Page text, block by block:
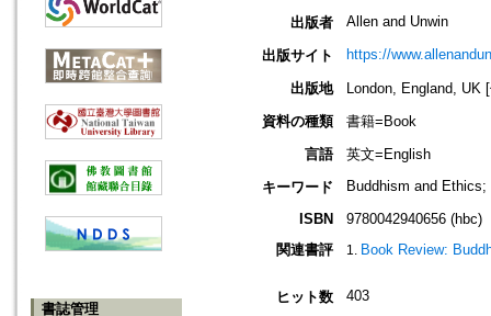
書誌管理
出版者 Allen and Unwin
出版サイト https://
出版地
London, England, UK
資料の種類
書籍=Book
言語
英文=English
キーワード
Buddhism and
ISBN
9780042940656 (hbc)
関連書評
Book Review:
ヒット数 403